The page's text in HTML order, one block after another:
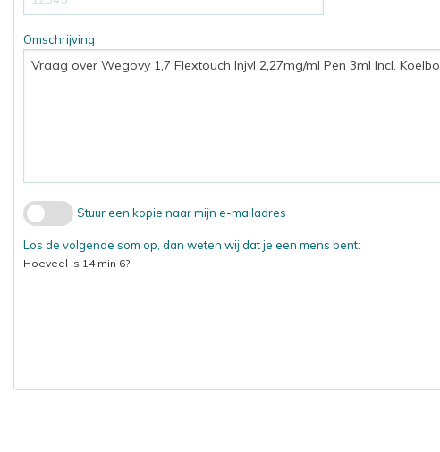
Omschrijving
Stuur een kopie naar mijn e-mailadres
Los de volgende som op, dan weten wij dat je een mens bent:
Hoeveel is 14 min 6?